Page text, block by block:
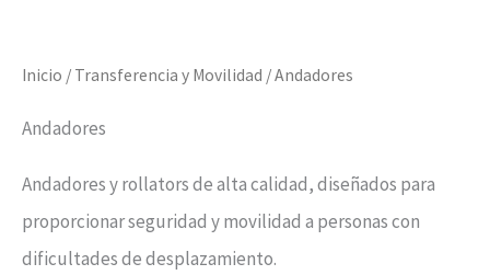
Inicio / Transferencia y Movilidad / Andadores
Andadores
Andadores y rollators de alta calidad, diseñados para
proporcionar seguridad y movilidad a personas con
dificultades de desplazamiento.